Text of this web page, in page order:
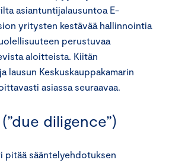
asiantuntijalausuntoa E-
yritysten kestävää hallinnointia
perustuvaa
aloitteista. Kiitän
lausun Keskuskauppakamarin
asiassa seuraavaa.
diligence”)
pitää sääntelyehdotuksen